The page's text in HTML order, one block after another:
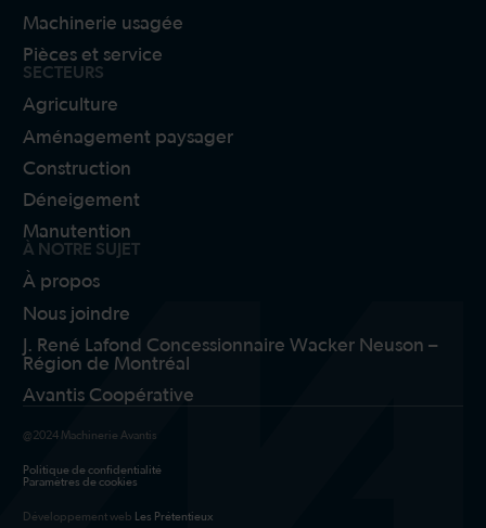
Machinerie usagée
Pièces et service
SECTEURS
Agriculture
Aménagement paysager
Construction
Déneigement
Manutention
À NOTRE SUJET
À propos
Nous joindre
J. René Lafond Concessionnaire Wacker Neuson –
Région de Montréal
Avantis Coopérative
@2024 Machinerie Avantis
Politique de confidentialité
Paramètres de cookies
Développement web Les Prétentieux